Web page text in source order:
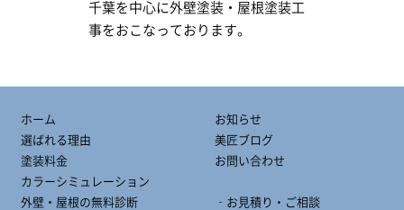
千葉を中心に外壁塗装・屋根塗装工
事をおこなっております。
ホーム
選ばれる理由
塗装料金
カラーシミュレーション
外壁・屋根の無料診断
お知らせ
美匠ブログ
お問い合わせ
‐お見積り・ご相談